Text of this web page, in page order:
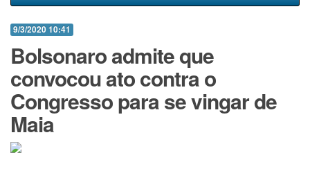
9/3/2020 10:41
Bolsonaro admite que
convocou ato contra o
Congresso para se vingar de
Maia